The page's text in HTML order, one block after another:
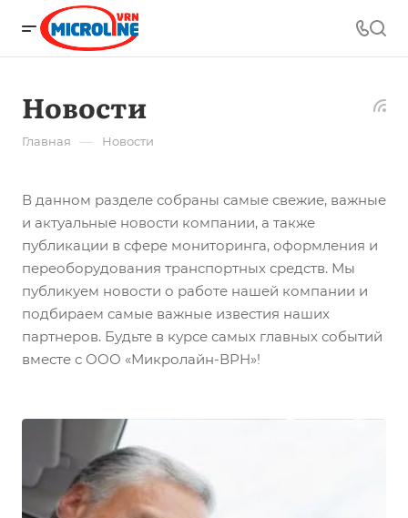
Новости
Главная — Новости
В данном разделе собраны самые свежие, важные
и актуальные новости компании, а также
публикации в сфере мониторинга, оформления и
переоборудования транспортных средств. Мы
публикуем новости о работе нашей компании и
подбираем самые важные известия наших
партнеров. Будьте в курсе самых главных событий
вместе с ООО «Микролайн-ВРН»!